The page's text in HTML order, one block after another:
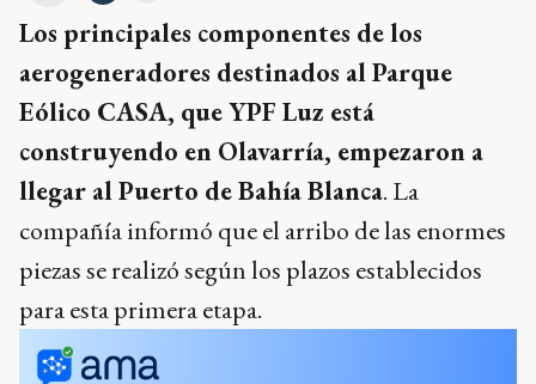
Los principales componentes de los
aerogeneradores destinados al Parque
Eólico CASA, que YPF Luz está
construyendo en Olavarría, empezaron a
llegar al Puerto de Bahía Blanca. La
compañía informó que el arribo de las enormes
piezas se realizó según los plazos establecidos
para esta primera etapa.